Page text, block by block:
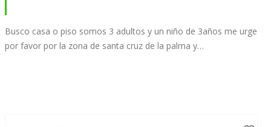
Busco casa o piso somos 3 adultos y un niño de 3años me urge
por favor por la zona de santa cruz de la palma y…